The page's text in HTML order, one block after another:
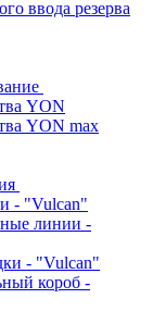
ввода резерва
YON
YON max
- "Vulcan"
линии -
- "Vulcan"
короб -